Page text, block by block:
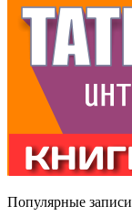
Популярные записи